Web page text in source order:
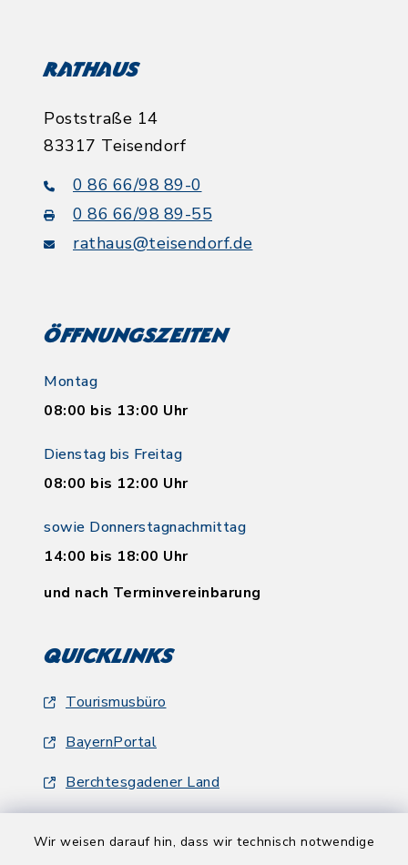
Wir weisen darauf hin, dass wir technisch notwendige
Rathaus
Poststraße 14
83317 Teisendorf
0 86 66/98 89-0
0 86 66/98 89-55
rathaus@teisendorf.de
Öffnungszeiten
Montag
08:00 bis 13:00 Uhr
Dienstag bis Freitag
08:00 bis 12:00 Uhr
sowie Donnerstagnachmittag
14:00 bis 18:00 Uhr
und nach Terminvereinbarung
Quicklinks
Tourismusbüro
BayernPortal
Berchtesgadener Land